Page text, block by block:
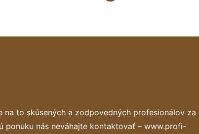
na to skúsených a zodpovedných profesionálov za
ponuku nás neváhajte kontaktovať – www.profi-